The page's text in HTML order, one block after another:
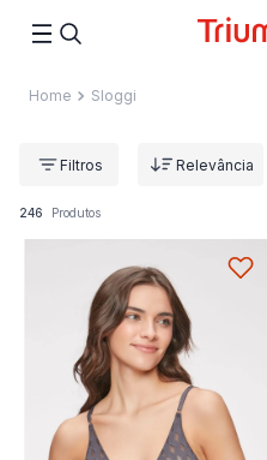
Sloggi
Relevância
246 Produtos